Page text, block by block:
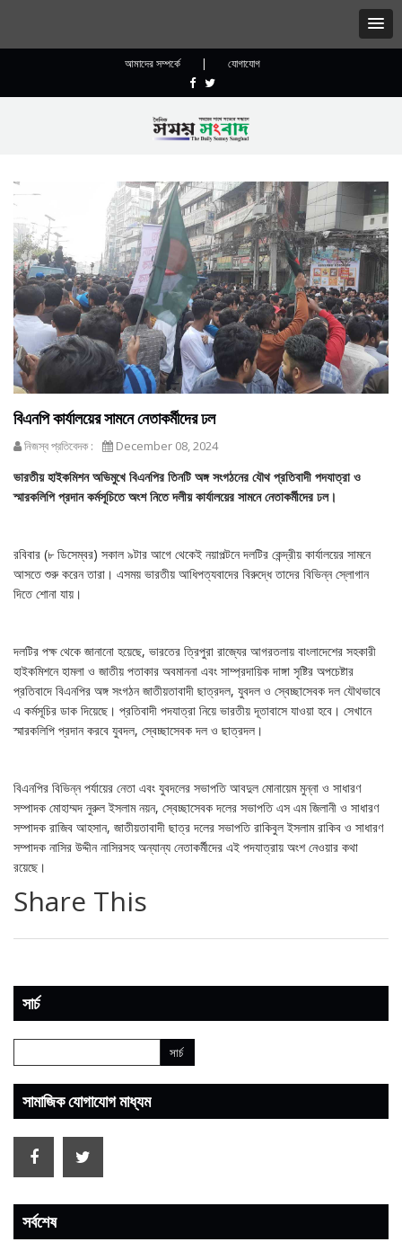
আমাদের সম্পর্কে | যোগাযোগ
বিএনপি কার্যালয়ের সামনে নেতাকর্মীদের ঢল
নিজস্ব প্রতিবেদক : December 08, 2024
ভারতীয় হাইকমিশন অভিমুখে বিএনপির তিনটি অঙ্গ সংগঠনের যৌথ প্রতিবাদী পদযাত্রা ও
স্মারকলিপি প্রদান কর্মসূচিতে অংশ নিতে দলীয় কার্যালয়ের সামনে নেতাকর্মীদের ঢল।
রবিবার (৮ ডিসেম্বর) সকাল ৯টার আগে থেকেই নয়াপল্টনে দলটির কেন্দ্রীয় কার্যালয়ের সামনে
আসতে শুরু করেন তারা। এসময় ভারতীয় আধিপত্যবাদের বিরুদ্ধে তাদের বিভিন্ন স্লোগান
দিতে শোনা যায়।
দলটির পক্ষ থেকে জানানো হয়েছে, ভারতের ত্রিপুরা রাজ্যের আগরতলায় বাংলাদেশের সহকারী
হাইকমিশনে হামলা ও জাতীয় পতাকার অবমাননা এবং সাম্প্রদায়িক দাঙ্গা সৃষ্টির অপচেষ্টার
প্রতিবাদে বিএনপির অঙ্গ সংগঠন জাতীয়তাবাদী ছাত্রদল, যুবদল ও স্বেচ্ছাসেবক দল যৌথভাবে
এ কর্মসূচির ডাক দিয়েছে। প্রতিবাদী পদযাত্রা নিয়ে ভারতীয় দূতাবাসে যাওয়া হবে। সেখানে
স্মারকলিপি প্রদান করবে যুবদল, স্বেচ্ছাসেবক দল ও ছাত্রদল।
বিএনপির বিভিন্ন পর্যায়ের নেতা এবং যুবদলের সভাপতি আবদুল মোনায়েম মুন্না ও সাধারণ
সম্পাদক মোহাম্মদ নুরুল ইসলাম নয়ন, স্বেচ্ছাসেবক দলের সভাপতি এস এম জিলানী ও সাধারণ
সম্পাদক রাজিব আহসান, জাতীয়তাবাদী ছাত্র দলের সভাপতি রাকিবুল ইসলাম রাকিব ও সাধারণ
সম্পাদক নাসির উদ্দীন নাসিরসহ অন্যান্য নেতাকর্মীদের এই পদযাত্রায় অংশ নেওয়ার কথা
রয়েছে।
Share This
সার্চ
সামাজিক যোগাযোগ মাধ্যম
সর্বশেষ